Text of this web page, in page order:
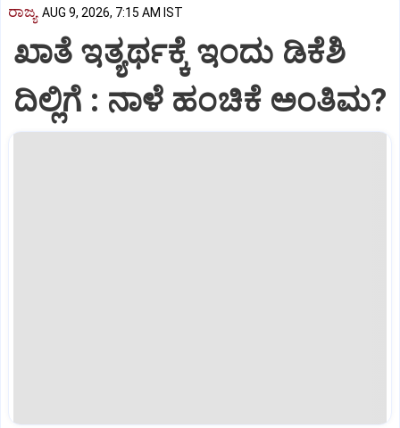
ರಾಜ್ಯ AUG 9, 2026, 7:15 AM IST
ಖಾತೆ ಇತ್ಯರ್ಥಕ್ಕೆ ಇಂದು ಡಿಕೆಶಿ
ದಿಲ್ಲಿಗೆ : ನಾಳೆ ಹಂಚಿಕೆ ಅಂತಿಮ?